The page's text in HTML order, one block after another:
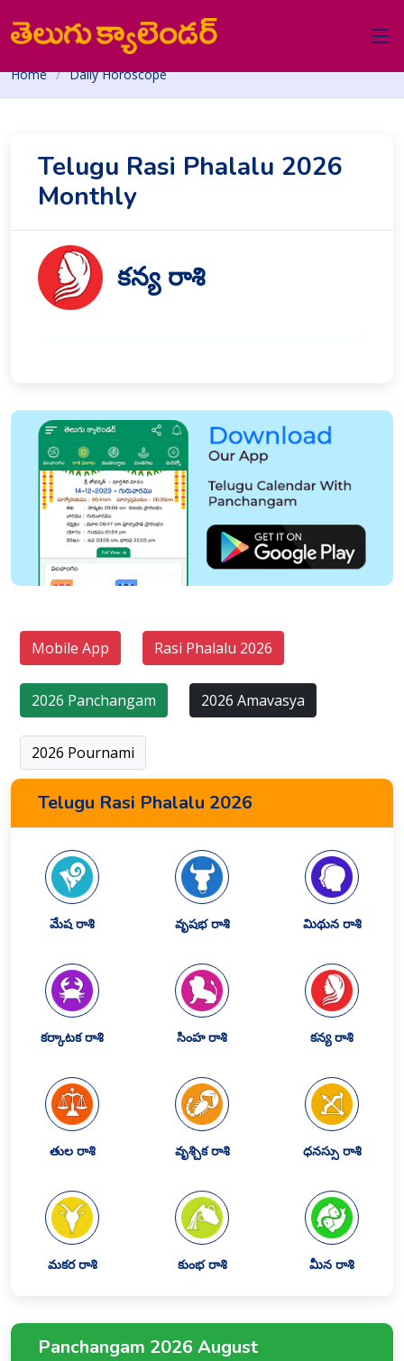
Home Daily Horoscope
Telugu Rasi Phalalu 2026
Monthly
కన్య రాశి
Mobile App Rasi Phalalu 2026
2026 Panchangam 2026 Amavasya
2026 Pournami
Telugu Rasi Phalalu 2026
మేష రాశి వృషభ రాశి మిథున రాశి
కర్కాటక రాశి సింహ రాశి కన్య రాశి
తుల రాశి వృశ్చిక రాశి ధనస్సు రాశి
మకర రాశి కుంభ రాశి మీన రాశి
Panchangam 2026 August